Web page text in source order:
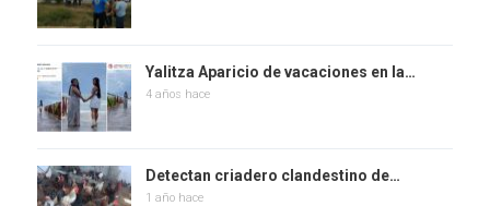
Yalitza Aparicio de vacaciones en la…
4 años hace
Detectan criadero clandestino de…
1 año hace